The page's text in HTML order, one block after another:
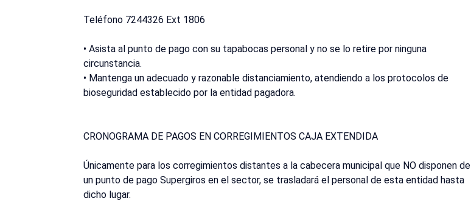
Teléfono 7244326 Ext 1806
• Asista al punto de pago con su tapabocas personal y no se lo retire por ninguna
circunstancia.
• Mantenga un adecuado y razonable distanciamiento, atendiendo a los protocolos de
bioseguridad establecido por la entidad pagadora.
CRONOGRAMA DE PAGOS EN CORREGIMIENTOS CAJA EXTENDIDA
Únicamente para los corregimientos distantes a la cabecera municipal que NO disponen de
un punto de pago Supergiros en el sector, se trasladará el personal de esta entidad hasta
dicho lugar.